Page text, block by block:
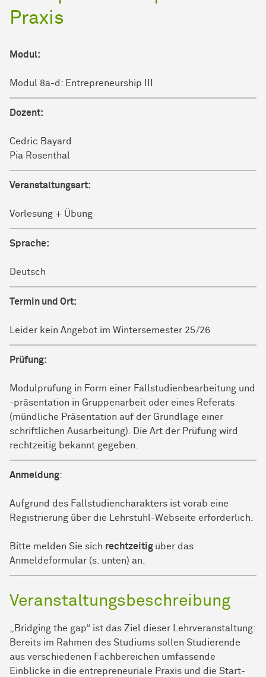
Praxis
Modul:
Modul 8a-d: Entrepreneurship III
Dozent:
Cedric Bayard
Pia Rosenthal
Veranstaltungsart:
Vorlesung + Übung
Sprache:
Deutsch
Termin und Ort:
Leider kein Angebot im Wintersemester 25/26
Prüfung:
Modulprüfung in Form einer Fallstudienbearbeitung und
-präsentation in Gruppenarbeit oder eines Referats
(mündliche Präsentation auf der Grundlage einer
schriftlichen Ausarbeitung). Die Art der Prüfung wird
rechtzeitig bekannt gegeben.
Anmeldung:
Aufgrund des Fallstudiencharakters ist vorab eine
Registrierung über die Lehrstuhl-Webseite erforderlich.
Bitte melden Sie sich rechtzeitig über das
Anmeldeformular (s. unten) an.
Veranstaltungsbeschreibung
„Bridging the gap“ ist das Ziel dieser Lehrveranstaltung:
Bereits im Rahmen des Studiums sollen Studierende
aus verschiedenen Fachbereichen umfassende
Einblicke in die entrepreneuriale Praxis und die Start-